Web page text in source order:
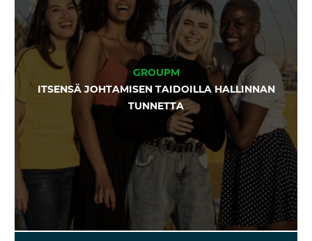
GROUPM
ITSENSÄ JOHTAMISEN TAIDOILLA HALLINNAN
TUNNETTA